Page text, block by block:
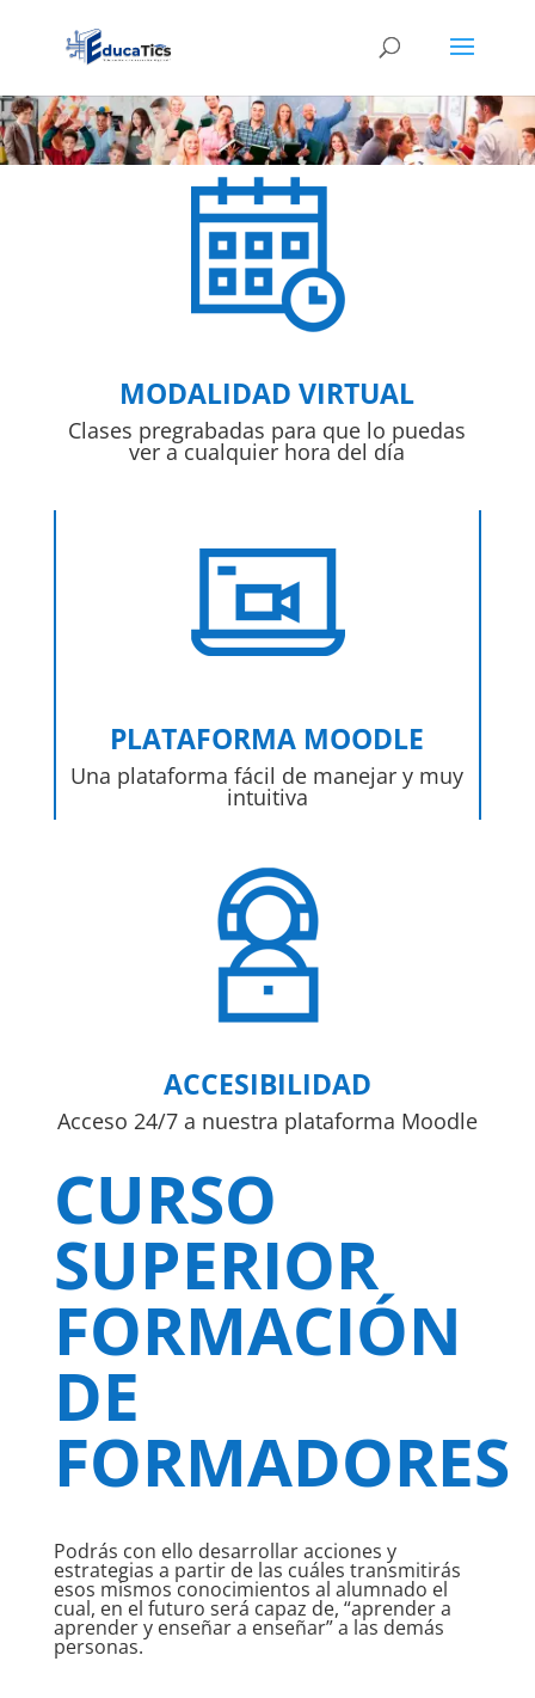
MODALIDAD VIRTUAL
Clases pregrabadas para que lo puedas
ver a cualquier hora del día
PLATAFORMA MOODLE
Una plataforma fácil de manejar y muy
intuitiva
ACCESIBILIDAD
Acceso 24/7 a nuestra plataforma Moodle
CURSO
SUPERIOR
FORMACIÓN
DE
FORMADORES
Podrás con ello desarrollar acciones y
estrategias a partir de las cuáles transmitirás
esos mismos conocimientos al alumnado el
cual, en el futuro será capaz de, “aprender a
aprender y enseñar a enseñar” a las demás
personas.